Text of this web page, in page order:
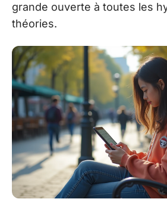
grande ouverte à toutes les
théories.